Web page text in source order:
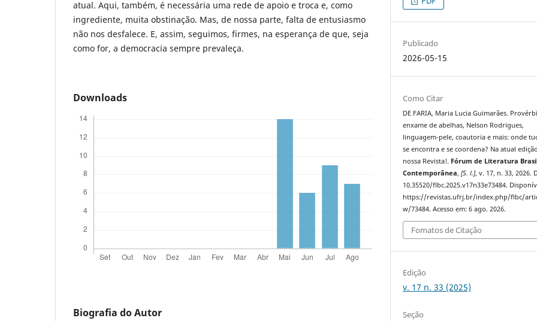
atual. Aqui, também, é necessária uma rede de apoio e troca e, como
ingrediente, muita obstinação. Mas, de nossa parte, falta de entusiasmo
não nos desfalece. E, assim, seguimos, firmes, na esperança de que, seja
como for, a democracia sempre prevaleça.
Downloads
Biografia do Autor
Publicado
2026-05-15
Como Citar
DE FARIA, Maria Lucia Guimarães.
enxame de abelhas, Nelson Rodrigues,
linguagem-pele, coautoria e mais: onde
se encontra e se coordena? Na atual
nossa Revista!. Fórum de Literatura
Contemporânea,[S. l.], v. 17, n. 33, 2026.
10.35520/flbc.2025.v17n33e73484.
https://revistas.ufrj.br/index.php/flbc/
w/73484. Acesso em: 6 ago. 2026.
Fomatos de Citação
Edição
v. 17 n. 33 (2025)
Seção